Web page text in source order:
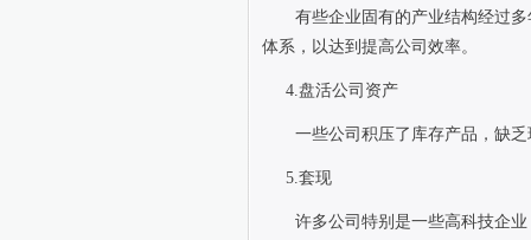
有些企业固有的产业结构经过
体系，以达到提高公司效率。
4. 盘活公司资产
一些公司积压了库存产品，缺
5. 套现
许多公司特别是一些高科技企